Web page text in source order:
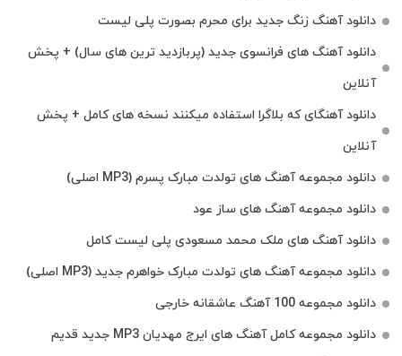
دانلود آهنگ زنگ جدید برای محرم بصورت پلی لیست
دانلود آهنگ های فرانسوی جدید (پربازدید ترین های سال) + پخش
آنلاین
دانلود آهنگای که بلاگرا استفاده میکنند نسخه های کامل + پخش
آنلاین
دانلود مجموعه آهنگ های تولدت مبارک پسرم (MP3 اصلی)
دانلود مجموعه آهنگ های ساز عود
دانلود آهنگ های ملک‌ محمد مسعودی پلی لیست کامل
دانلود مجموعه آهنگ های تولدت مبارک خواهرم جدید (MP3 اصلی)
دانلود مجموعه 100 آهنگ عاشقانه خارجی
دانلود مجموعه کامل آهنگ های ایرج مهدیان MP3 جدید قدیم